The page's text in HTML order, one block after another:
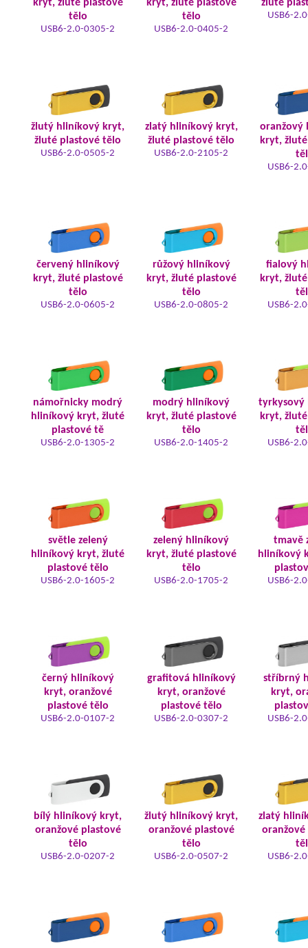
kryt, žluté plastové
tělo
USB6-2.0-0305-2
kryt, žluté plastové
tělo
USB6-2.0-0405-2
žluté
USB6-
žlutý hliníkový kryt,
žluté plastové tělo
USB6-2.0-0505-2
zlatý hliníkový kryt,
žluté plastové tělo
USB6-2.0-2105-2
oranžový
kryt,
USB6-
červený hliníkový
kryt, žluté plastové
tělo
USB6-2.0-0605-2
růžový hliníkový
kryt, žluté plastové
tělo
USB6-2.0-0805-2
fialový
kryt,
USB6-
námořnicky modrý
hliníkový kryt, žluté
plastové tě
USB6-2.0-1305-2
modrý hliníkový
kryt, žluté plastové
tělo
USB6-2.0-1405-2
tyrkysový
kryt,
USB6-
světle zelený
hliníkový kryt, žluté
plastové tělo
USB6-2.0-1605-2
zelený hliníkový
kryt, žluté plastové
tělo
USB6-2.0-1705-2
tmavě
hliníkový
USB6-
černý hliníkový
kryt, oranžové
plastové tělo
USB6-2.0-0107-2
grafitová hliníkový
kryt, oranžové
plastové tělo
USB6-2.0-0307-2
stříbrný
kryt,
USB6-
bílý hliníkový kryt,
oranžové plastové
tělo
USB6-2.0-0207-2
žlutý hliníkový kryt,
oranžové plastové
tělo
USB6-2.0-0507-2
zlatý
oranžové
USB6-